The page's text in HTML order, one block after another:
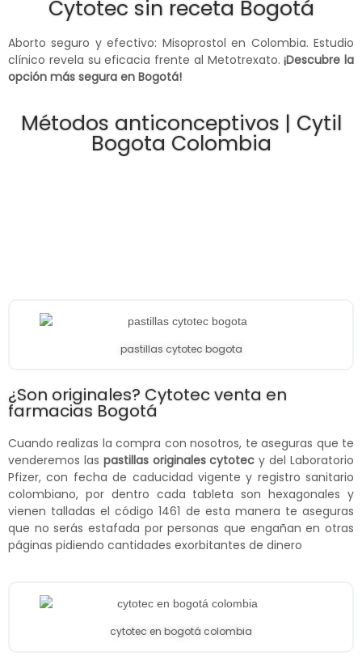
Cytotec sin receta Bogotá
Aborto seguro y efectivo: Misoprostol en Colombia. Estudio
clínico revela su eficacia frente al Metotrexato.¡Descubre la
opción más segura en Bogotá!
Métodos anticonceptivos | Cytil
Bogota Colombia
pastillas cytotec bogota
¿Son originales? Cytotec venta en
farmacias Bogotá
Cuando realizas la compra con nosotros, te aseguras que te
venderemos las pastillas originales cytotec y del Laboratorio
Pfizer, con fecha de caducidad vigente y registro sanitario
colombiano, por dentro cada tableta son hexagonales y
vienen talladas el código 1461 de esta manera te aseguras
que no serás estafada por personas que engañan en otras
páginas pidiendo cantidades exorbitantes de dinero
cytotec en bogotá colombia